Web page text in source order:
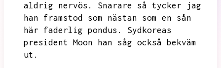
aldrig nervös.
Snarare så tycker jag
han framstod som nästan som en sån
här faderlig pondus.
Sydkoreas
president Moon han såg också bekväm
ut.